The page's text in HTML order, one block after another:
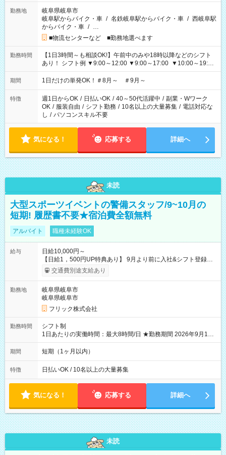
勤務地
岐阜県岐阜市
岐阜駅からバイク・車 / 名鉄岐阜駅からバイク・車 / 西岐阜駅
からバイク・車 / …
■物流センターなど ■勤務地選べます
勤務時間
【1日3時間～も相談OK!】午前中のみや18時以降などのシフト
あり！ シフト例 ▼9:00～12:00 ▼9:00～17:00 ▼10:00～19:00
▼18:00～21:00
期間 1日だけの単発OK！＃8月～ ＃9月～
特徴 週1日からOK / 日払いOK / 40～50代活躍中 / 副業・Wワーク
OK / 服装自由 / シフト勤務 / 10名以上の大量募集 / 電話対応な
し / パソコンスキル不要
気になる！ 応募する 詳細へ
未読
大型スポーツイベントの警備スタッフ/9~10月の
短期! 履歴書不要★宿泊費全額無料
アルバイト 職種未経験OK
給与
日給10,000円～
【日給1，500円UP特典あり】 9月より前に入社&シフト登録す
ると 期間中(9/16~10/23) の日給がUP! 日給1万1500円でしっか
り稼げます♪ 【試用期間】試用期間なし
交通費別途支給あり
勤務地
岐阜県岐阜市
岐阜県岐阜市
フリック株式会社
勤務時間
シフト制
1日あたりの実働時間：最大8時間/日 ★勤務期間 2026年9月16
日~2026年10月23日 短期勤務OK! 期間中フル勤務できる方優遇
※週3~5日勤務(勤務日数応相談) ※期間前から勤務スタートも可
り ※夜勤シフトあり
期間 短期（1ヶ月以内）
特徴 日払いOK / 10名以上の大量募集
気になる！ 応募する 詳細へ
未読